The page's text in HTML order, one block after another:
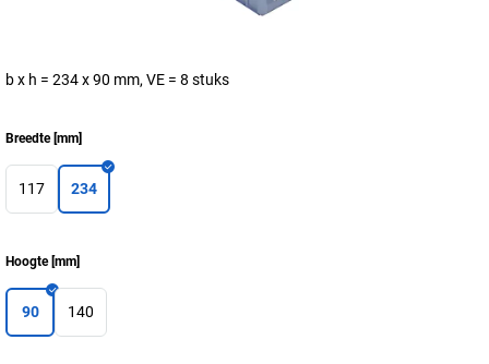
b x h = 234 x 90 mm, VE = 8 stuks
Breedte[mm]
117 234
Hoogte[mm]
90 140